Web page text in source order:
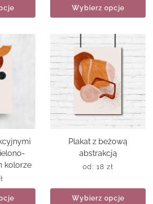
Wybierz opcje
kolorze
Plakat z beżową
abstrakcją
od: 18 zł
Wybierz opcje